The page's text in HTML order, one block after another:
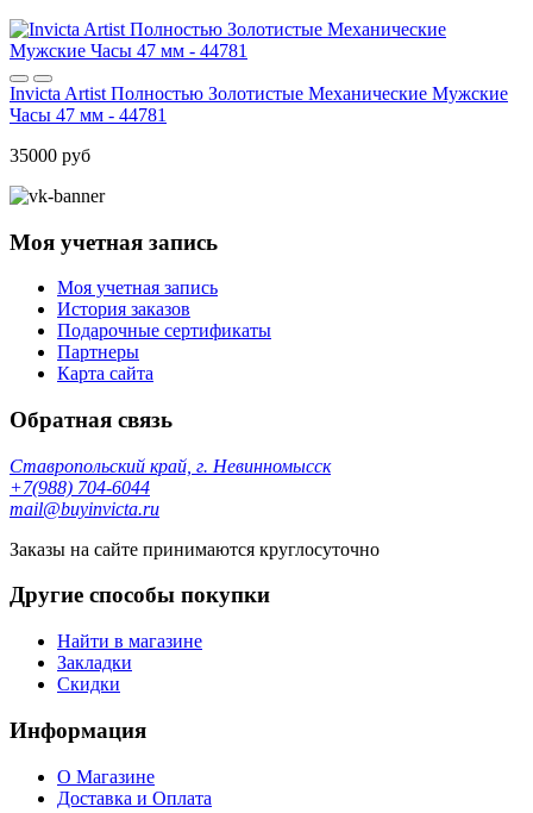
Invicta Artist Полностью Золотистые Механические Мужские
Часы 47 мм - 44781
35000 руб
Моя учетная запись
Моя учетная запись
История заказов
Подарочные сертификаты
Партнеры
Карта сайта
Обратная связь
Ставропольский край, г. Невинномысск
+7(988) 704-6044
mail@buyinvicta.ru
Заказы на сайте принимаются круглосуточно
Другие способы покупки
Найти в магазине
Закладки
Скидки
Информация
О Магазине
Доставка и Оплата